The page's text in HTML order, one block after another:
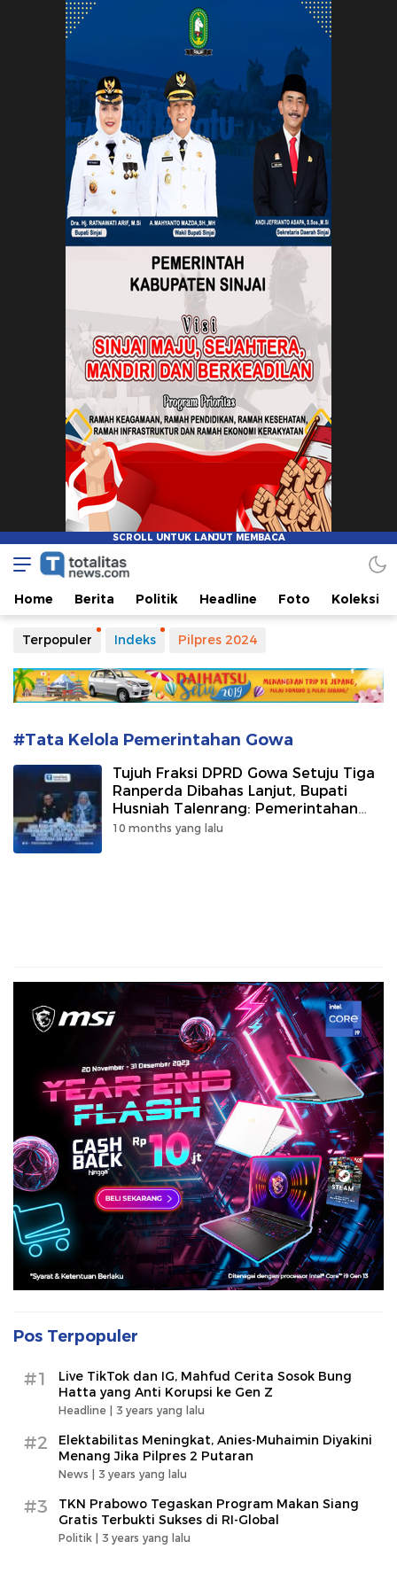
Totalitasnews.com
Berpikir Jernih, Bertindak Totalitas
Home Berita Politik Headline Foto Koleksi
Terpopuler Indeks Pilpres 2024
#Tata Kelola Pemerintahan Gowa
Tujuh Fraksi DPRD Gowa Setuju Tiga
Ranperda Dibahas Lanjut, Bupati
Husniah Talenrang: Pemerintahan
Harus Transparan dan Akuntabel
10 months yang lalu
Pos Terpopuler
#1
Live TikTok dan IG, Mahfud Cerita Sosok Bung
Hatta yang Anti Korupsi ke Gen Z
Headline | 3 years yang lalu
#2
Elektabilitas Meningkat, Anies-Muhaimin Diyakini
Menang Jika Pilpres 2 Putaran
News | 3 years yang lalu
#3
TKN Prabowo Tegaskan Program Makan Siang
Gratis Terbukti Sukses di RI-Global
Politik | 3 years yang lalu